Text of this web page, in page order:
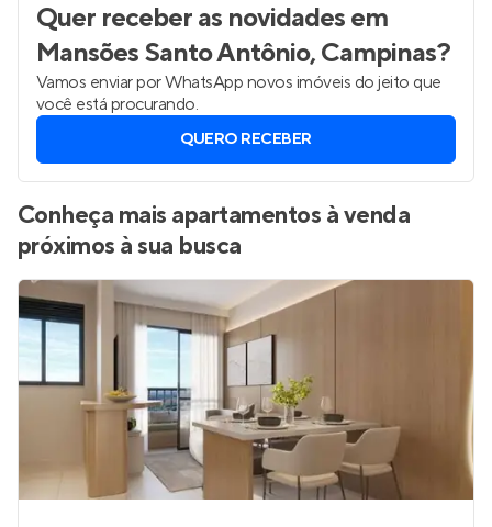
Quer receber as novidadesem
Mansões Santo Antônio, Campinas?
Vamos enviar por WhatsApp novos imóveis do jeito que
você está procurando.
QUERO RECEBER
Conheça mais apartamentos à venda
próximos à sua busca